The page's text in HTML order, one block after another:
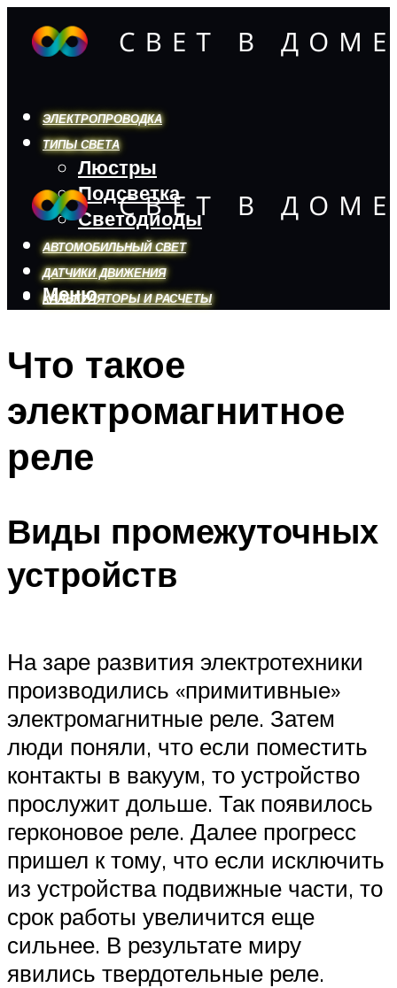
ЭЛЕКТРОПРОВОДКА
ТИПЫ СВЕТА
Люстры
Подсветка
Светодиоды
АВТОМОБИЛЬНЫЙ СВЕТ
ДАТЧИКИ ДВИЖЕНИЯ
КАЛЬКУЛЯТОРЫ И РАСЧЕТЫ
Меню
Меню
Что такое
электромагнитное
реле
Виды промежуточных
устройств
На заре развития электротехники
производились «примитивные»
электромагнитные реле. Затем
люди поняли, что если поместить
контакты в вакуум, то устройство
прослужит дольше. Так появилось
герконовое реле. Далее прогресс
пришел к тому, что если исключить
из устройства подвижные части, то
срок работы увеличится еще
сильнее. В результате миру
явились твердотельные реле.